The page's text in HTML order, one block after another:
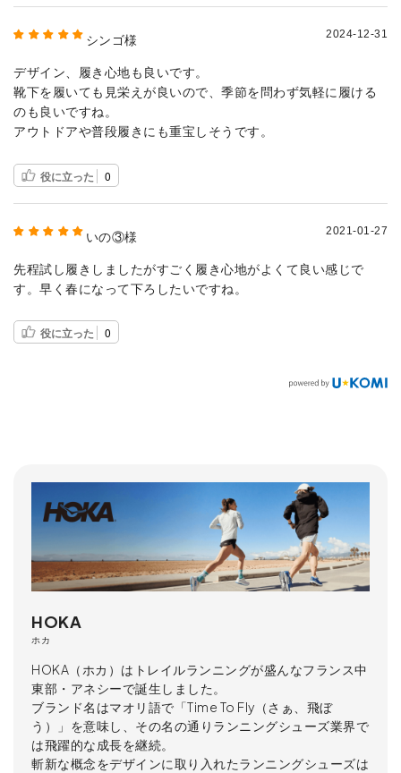
シンゴ様 2024-12-31
デザイン、履き心地も良いです。
靴下を履いても見栄えが良いので、季節を問わず気軽に履ける
のも良いですね。
アウトドアや普段履きにも重宝しそうです。
役に立った 0
いの③様 2021-01-27
先程試し履きしましたがすごく履き心地がよくて良い感じで
す。早く春になって下ろしたいですね。
役に立った 0
HOKA
ホカ
HOKA（ホカ）はトレイルランニングが盛んなフランス中
東部・アネシーで誕生しました。
ブランド名はマオリ語で「Time To Fly（さぁ、飛ぼ
う）」を意味し、その名の通りランニングシューズ業界で
は飛躍的な成長を継続。
斬新な概念をデザインに取り入れたランニングシューズは